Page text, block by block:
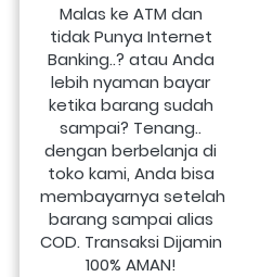
Malas ke ATM dan
tidak Punya Internet
Banking..? atau Anda
lebih nyaman bayar
ketika barang sudah
sampai? Tenang..
dengan berbelanja di
toko kami, Anda bisa
membayarnya setelah
barang sampai alias
COD. Transaksi Dijamin
100% AMAN!